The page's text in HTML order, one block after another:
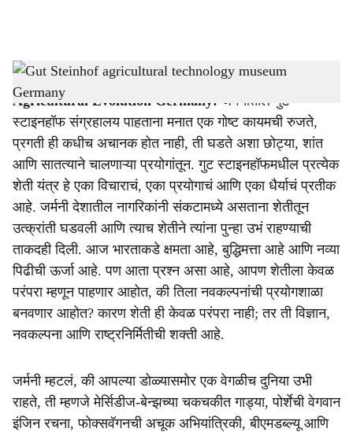
h
a
r
e
Gut Steinhof agricultural technology museum Germany-Agrowon
Agricultural Evolution Germany: जर्मनीतील गुट
स्टाइनहॉफ संग्रहालय पाहताना मनात एक गोष्ट कायमची रुजते,
प्रगती ही कधीच अचानक होत नाही, ती घडते अशा छोट्या, शांत
आणि सातत्याने चालणाऱ्या प्रयोगांतून. गुट स्टाइनहॉफमधील प्रत्येक
शेती यंत्र हे एका विचाराचं, एका प्रयोगाचं आणि एका धैर्याचं प्रतीक
आहे. जर्मनी देशातील नागरिकांनी संकटामध्ये असताना शेतीतून
उत्क्रांती घडवली आणि त्याच शेतीने त्यांना पुन्हा उभं राहण्याची
ताकदही दिली. आज भारताकडे क्षमता आहे, बुद्धिमत्ता आहे आणि नव्या
पिढीची ऊर्जा आहे. पण आता प्रश्न असा आहे, आपण शेतीला केवळ
परंपरा म्हणून पाहणार आहोत, की तिला नवकल्पनांची प्रयोगशाळा
बनवणार आहोत? कारण शेती ही केवळ परंपरा नाही; तर ती विज्ञान,
नवकल्पना आणि राष्ट्रनिर्मितीची शक्ती आहे.
जर्मनी म्हटलं, की आपल्या डोळ्यासमोर एक वेगळीच दुनिया उभी
राहते, ती म्हणजे मेर्सिडीज-बेन्झच्या चकचकीत गाड्या, पोर्शेची वेगवान
इंजिन रचना, फोक्सवॅगनची अचूक अभियांत्रिकी, बीएमडब्ल्यू आणि